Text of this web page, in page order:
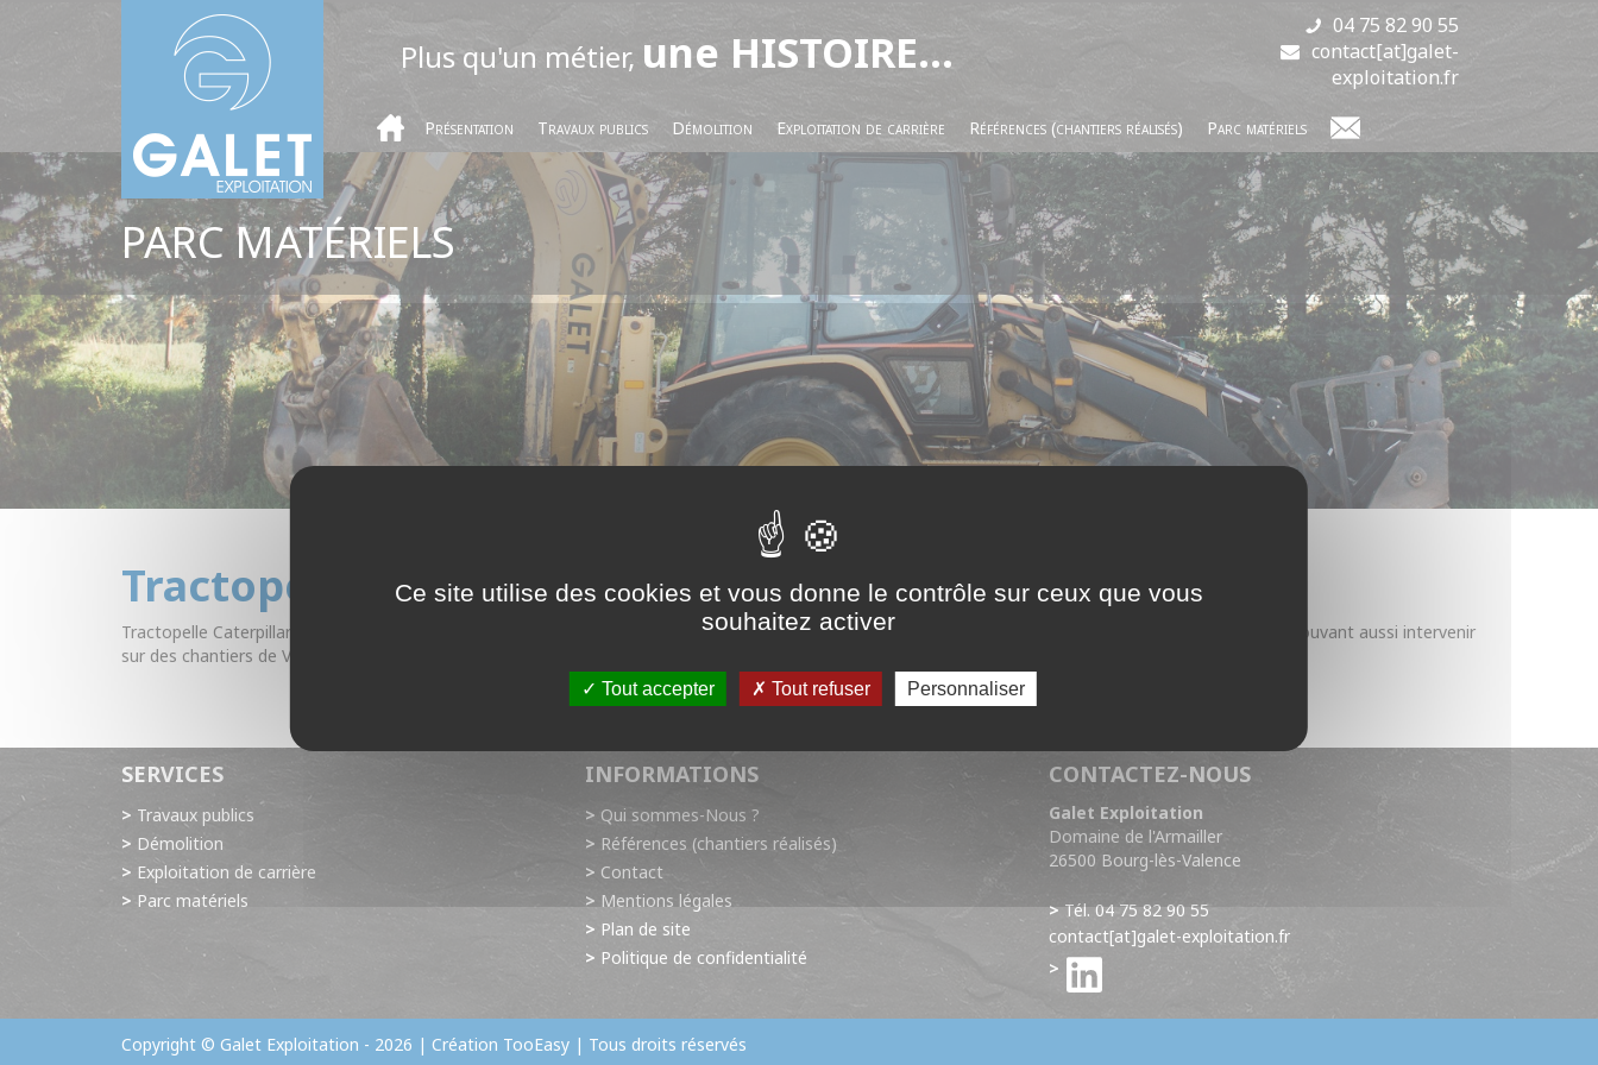
Plus qu'un métier, une HISTOIRE...
04 75 82 90 55
contact[at]galet-
exploitation.fr
Présentation Travaux publics Démolition Exploitation de carrière Références (chantiers réalisés) Parc matériels
PARC MATÉRIELS
Tractopelle Caterpillar 432D
Tractopelle Caterpillar 432D, engin de chantier polyvalent, pouvant être utilisé pour le chargement des camions bennes grâce à son godet à l'avant, et pouvant aussi intervenir
sur des chantiers de VRD pour les tranchées grâce à sa flèche articulée à l'arrière. Il est aussi équipé de fourches pour la manutention.
Revenir au parc matériels
SERVICES
Travaux publics
Démolition
Exploitation de carrière
Parc matériels
INFORMATIONS
Qui sommes-Nous ?
Références (chantiers réalisés)
Contact
Mentions légales
Plan de site
Politique de confidentialité
CONTACTEZ-NOUS
Galet Exploitation
Domaine de l'Armailler
26500 Bourg-lès-Valence
Tél. 04 75 82 90 55
contact[at]galet-exploitation.fr
Copyright © Galet Exploitation - 2026 | Création TooEasy | Tous droits réservés
Panneau de gestion des cookies
Ce site utilise des cookies et vous donne le contrôle sur ceux que vous
souhaitez activer
Tout accepter Tout refuser Personnaliser